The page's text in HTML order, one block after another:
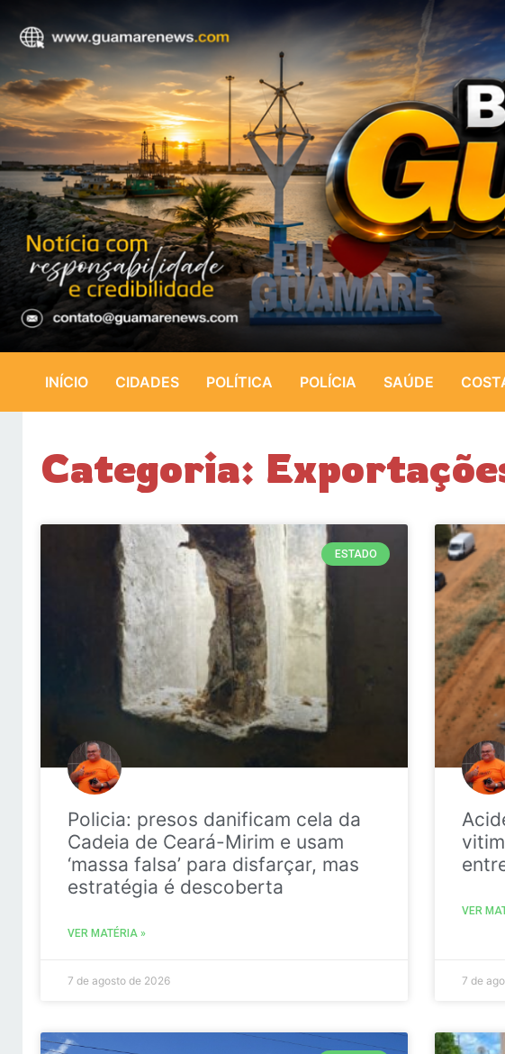
INÍCIO CIDADES POLÍTICA POLÍCIA SAÚDE
Categoria:
ESTADO
Policia: presos danificam cela da
Cadeia de Ceará-Mirim e usam
‘massa falsa’ para disfarçar, mas
estratégia é descoberta
VER MATÉRIA »
7 de agosto de 2026
VER
7 de